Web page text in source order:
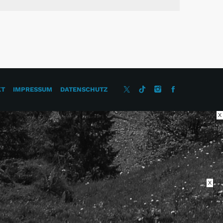
IMPRESSUM DATENSCHUTZ
X
X